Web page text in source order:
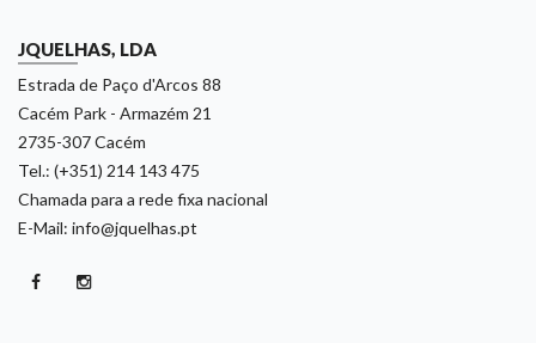
JQUELHAS, LDA
Estrada de Paço d'Arcos 88
Cacém Park - Armazém 21
2735-307 Cacém
Tel.: (+351) 214 143 475
Chamada para a rede fixa nacional
E-Mail: info@jquelhas.pt